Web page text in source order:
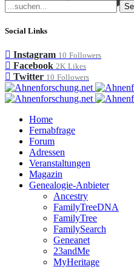
Social Links
Instagram 10 Followers
Facebook 2K Likes
Twitter 10 Followers
Home
Fernabfrage
Forum
Adressen
Veranstaltungen
Magazin
Genealogie-Anbieter
Ancestry
FamilyTreeDNA
FamilyTree
FamilySearch
Geneanet
23andMe
MyHeritage